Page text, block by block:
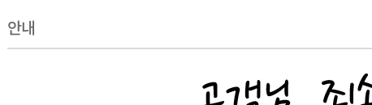
안내